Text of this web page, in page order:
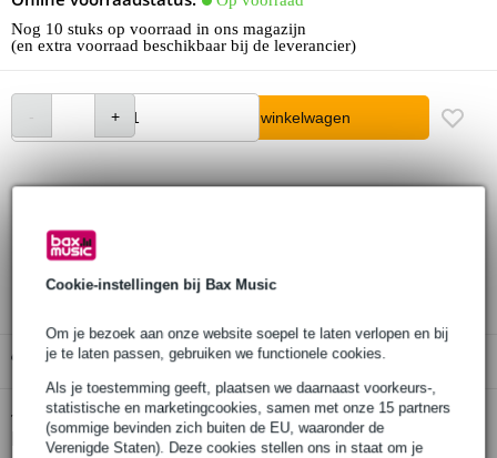
Cookie-instellingen bij Bax Music
Om je bezoek aan onze website soepel te laten verlopen en bij
je te laten passen, gebruiken we functionele cookies.
Als je toestemming geeft, plaatsen we daarnaast voorkeurs-,
statistische en marketingcookies, samen met onze 15 partners
(sommige bevinden zich buiten de EU, waaronder de
Verenigde Staten). Deze cookies stellen ons in staat om je
Nog 10 stuks op voorraad in ons magazijn
(en extra voorraad beschikbaar bij de leverancier)
In winkelwagen
30 dagen 'niet goed geld terug' garantie
Gratis ophalen in de winkel
Twijfel je of deDunlop 88B Classical Trigger capo voor
klassieke gitaar zwartbij je past? Doe de check.